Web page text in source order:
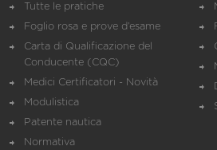
Tutte le pratiche
Foglio rosa e prove d’esame
Carta di Qualificazione del
Conducente (CQC)
Medici Certificatori - Novità
Modulistica
Patente nautica
Normativa